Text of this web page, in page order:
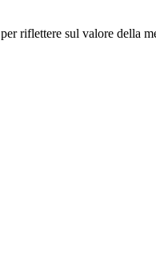
riflettere sul valore della